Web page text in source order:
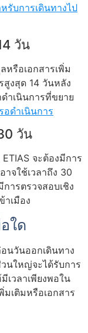
รับการเดินทางไป
วัน
หรือเอกสารเพิ่ม
สูงสุด 14 วันหลัง
ำเนินการที่ขยาย
อดำเนินการ
วัน
จะต้องมีการ
จใช้เวลาถึง 30
ารตรวจสอบเชิง
เมือง
ใด
นวันออกเดินทาง
นใหญ่จะได้รับการ
เวลาเพียงพอใน
เติมหรือเอกสาร